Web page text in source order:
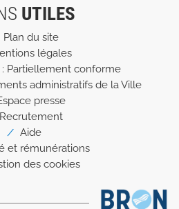
UTILES
Menu
Pied
de
page
Plan du site
légales
Partiellement conforme
administratifs de la Ville
presse
Recrutement
Aide
et rémunérations
des cookies